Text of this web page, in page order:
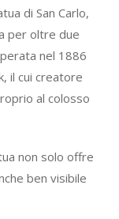
di San Carlo,
per oltre due
nel 1886
il cui creatore
al colosso
non solo offre
ben visibile